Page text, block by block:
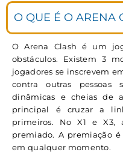
O QUE É O ARENA
O Arena Clash é um
obstáculos. Existem 3
jogadores se inscrevem
contra outras pessoas
dinâmicas e cheias de
principal é cruzar a
primeiros. No X1 e X3,
premiado. A premiação
em qualquer momento.